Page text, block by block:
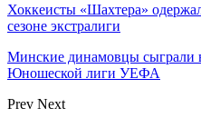
Хоккеисты «Шахтера»
сезоне экстралиги
Минские динамовцы сыграли
Юношеской лиги УЕФА
Prev Next